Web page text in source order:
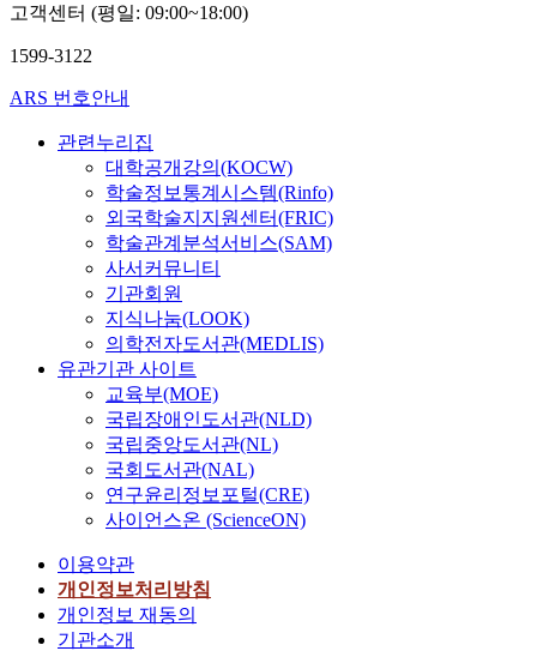
고객센터 (평일: 09:00~18:00)
1599-3122
ARS 번호안내
관련누리집
대학공개강의(KOCW)
학술정보통계시스템(Rinfo)
외국학술지지원센터(FRIC)
학술관계분석서비스(SAM)
사서커뮤니티
기관회원
지식나눔(LOOK)
의학전자도서관(MEDLIS)
유관기관 사이트
교육부(MOE)
국립장애인도서관(NLD)
국립중앙도서관(NL)
국회도서관(NAL)
연구윤리정보포털(CRE)
사이언스온 (ScienceON)
이용약관
개인정보처리방침
개인정보 재동의
기관소개